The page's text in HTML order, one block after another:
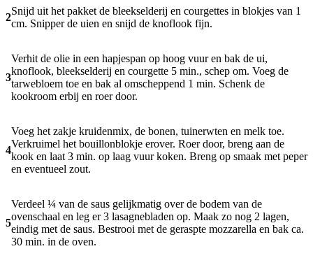
2
Snijd uit het pakket de bleekselderij en courgettes in blokjes van 1
cm. Snipper de uien en snijd de knoflook fijn.
3
Verhit de olie in een hapjespan op hoog vuur en bak de ui,
knoflook, bleekselderij en courgette 5 min., schep om. Voeg de
tarwebloem toe en bak al omscheppend 1 min. Schenk de
kookroom erbij en roer door.
4
Voeg het zakje kruidenmix, de bonen, tuinerwten en melk toe.
Verkruimel het bouillonblokje erover. Roer door, breng aan de
kook en laat 3 min. op laag vuur koken. Breng op smaak met peper
en eventueel zout.
5
Verdeel ¼ van de saus gelijkmatig over de bodem van de
ovenschaal en leg er 3 lasagnebladen op. Maak zo nog 2 lagen,
eindig met de saus. Bestrooi met de geraspte mozzarella en bak ca.
30 min. in de oven.